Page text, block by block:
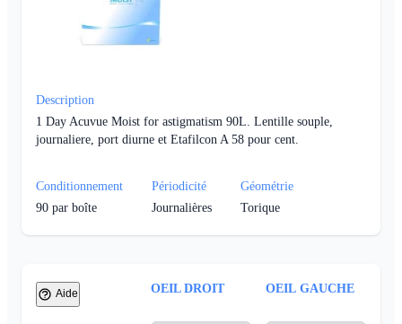
Description
1 Day Acuvue Moist for astigmatism 90L. Lentille souple,
journaliere, port diurne et Etafilcon A 58 pour cent.
Conditionnement
90 par boîte
Périodicité
Journalières
Géométrie
Torique
Aide OEIL DROIT OEIL GAUCHE